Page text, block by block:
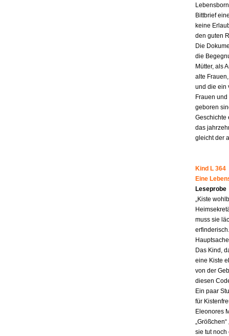
Bittbrief
keine
den guten
Die
die
Mütter, als
alte
und die ein
Frauen
geboren
Geschichte
das
gleicht der
Kind L 364
Eine
Leseprobe
„Kiste
muss sie
Das Kind,
eine Kiste
von der
diesen
Ein paar
für
Eleonores
sie tut noch